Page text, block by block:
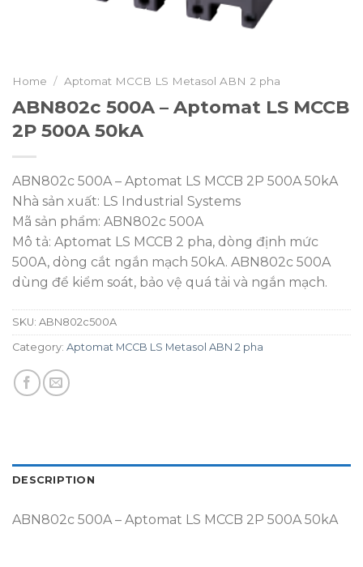
Home / Aptomat MCCB LS Metasol ABN 2 pha
ABN802c 500A – Aptomat LS MCCB
2P 500A 50kA
ABN802c 500A – Aptomat LS MCCB 2P 500A 50kA
Nhà sản xuất: LS Industrial Systems
Mã sản phẩm: ABN802c 500A
Mô tả: Aptomat LS MCCB 2 pha, dòng định mức
500A, dòng cắt ngắn mạch 50kA. ABN802c 500A
dùng để kiểm soát, bảo vệ quá tải và ngắn mạch.
SKU: ABN802c500A
Category: Aptomat MCCB LS Metasol ABN 2 pha
DESCRIPTION
ABN802c 500A – Aptomat LS MCCB 2P 500A 50kA